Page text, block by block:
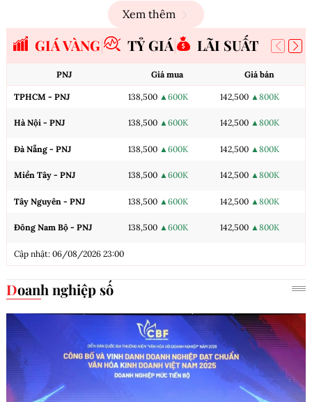
Xem thêm
GIÁ VÀNG TỶ GIÁ LÃI SUẤT
PNJ Giá mua Giá bán
TPHCM - PNJ 138,500 ▲600K 142,500 ▲800K
Hà Nội - PNJ 138,500 ▲600K 142,500 ▲800K
Đà Nẵng - PNJ 138,500 ▲600K 142,500 ▲800K
Miền Tây - PNJ 138,500 ▲600K 142,500 ▲800K
Tây Nguyên - PNJ 138,500 ▲600K 142,500 ▲800K
Đông Nam Bộ - PNJ 138,500 ▲600K 142,500 ▲800K
Cập nhật: 06/08/2026 23:00
Doanh nghiệp số